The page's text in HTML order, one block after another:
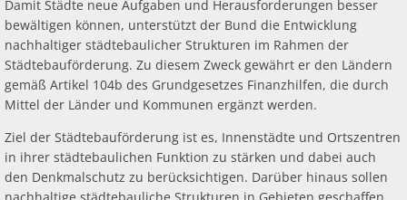
Damit Städte neue Aufgaben und Herausforderungen besser
bewältigen können, unterstützt der Bund die Entwicklung
nachhaltiger städtebaulicher Strukturen im Rahmen der
Städtebauförderung. Zu diesem Zweck gewährt er den Ländern
gemäß Artikel 104b des Grundgesetzes Finanzhilfen, die durch
Mittel der Länder und Kommunen ergänzt werden.
Ziel der Städtebauförderung ist es, Innenstädte und Ortszentren
in ihrer städtebaulichen Funktion zu stärken und dabei auch
den Denkmalschutz zu berücksichtigen. Darüber hinaus sollen